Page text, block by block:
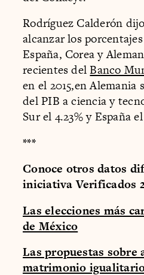
Rodríguez Calderón
alcanzar los
España, Corea y
recientes delBanco
en el 2015,en Alemania
del PIB a ciencia y
Sur el 4.23% y España el
***
Conoce otros datos
iniciativa Verificados
Las elecciones más
de México
Las propuestas sobre
matrimonio